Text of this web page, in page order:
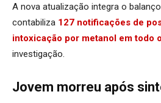
A nova atualização integra o
contabiliza 127 notificações de
intoxicação por metanol em todo
investigação.
Jovem morreu após